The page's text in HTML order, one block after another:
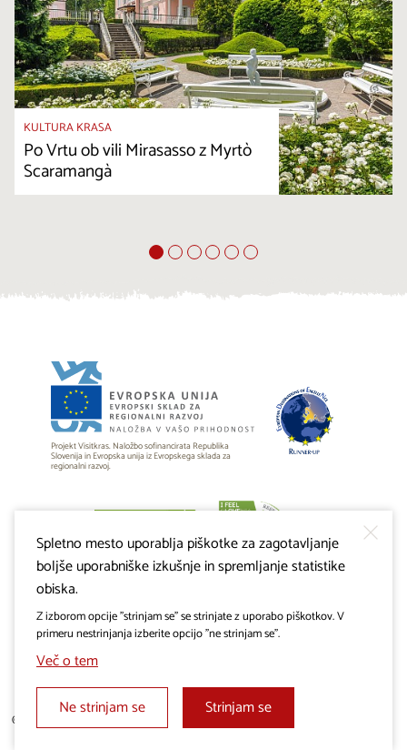
KULTURA KRASA
Po Vrtu ob vili Mirasasso z Myrtò
Scaramangà
Projekt Visitkras. Naložbo sofinancirata Republika
Slovenija in Evropska unija iz Evropskega sklada za
regionalni razvoj.
© 2019 - 2026 visitkras.info. Vse pravice pridržane.
Spletno mesto uporablja piškotke za zagotavljanje
boljše uporabniške izkušnje in spremljanje statistike
obiska.
Z izborom opcije "strinjam se" se strinjate z uporabo piškotkov. V
primeru nestrinjanja izberite opcijo "ne strinjam se".
Več o tem
Ne strinjam se
Strinjam se